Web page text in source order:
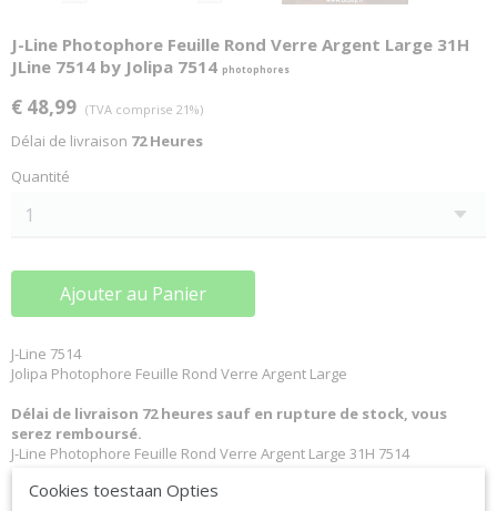
J-Line Photophore Feuille Rond Verre Argent Large 31H
JLine 7514 by Jolipa 7514 photophores
€ 48,99 (TVA comprise 21%)
Délai de livraison 72 Heures
Quantité
Ajouter au Panier
J-Line 7514
Jolipa Photophore Feuille Rond Verre Argent Large
Délai de livraison 72 heures sauf en rupture de stock, vous
serez remboursé.
J-Line Photophore Feuille Rond Verre Argent Large 31H 7514
Matériel
Couleur:Argenté.
Cookies toestaan Opties